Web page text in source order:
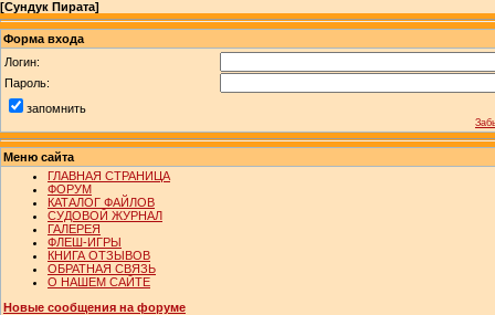
[Сундук Пирата]
Форма входа
Логин:
Пароль:
запомнить
Меню сайта
ГЛАВНАЯ СТРАНИЦА
ФОРУМ
КАТАЛОГ ФАЙЛОВ
СУДОВОЙ ЖУРНАЛ
ГАЛЕРЕЯ
ФЛЕШ-ИГРЫ
КНИГА ОТЗЫВОВ
ОБРАТНАЯ СВЯЗЬ
О НАШЕМ САЙТЕ
Новые сообщения на форуме